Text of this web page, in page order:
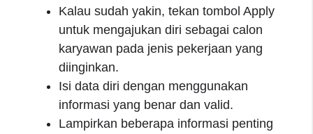
Kalau sudah yakin, tekan tombol Apply
untuk mengajukan diri sebagai calon
karyawan pada jenis pekerjaan yang
diinginkan.
Isi data diri dengan menggunakan
informasi yang benar dan valid.
Lampirkan beberapa informasi penting